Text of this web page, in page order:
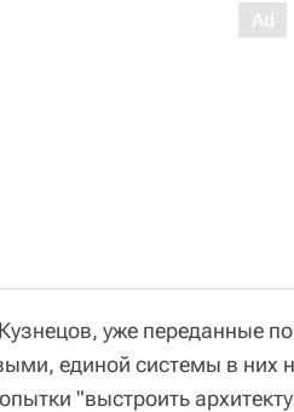
уже переданные
единой системы в них
"выстроить